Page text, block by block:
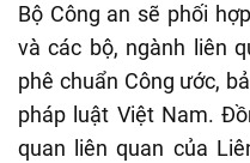
Bộ Công an sẽ phối
và các bộ, ngành liên
phê chuẩn Công ước,
pháp luật Việt Nam.
quan liên quan của